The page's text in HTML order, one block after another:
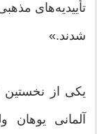
تأییدیه‌های
شدند.»
یکی از نخستین
آلمانی